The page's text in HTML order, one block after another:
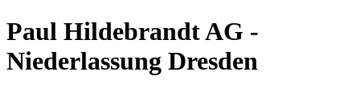
Paul Hildebrandt AG -
Niederlassung Dresden